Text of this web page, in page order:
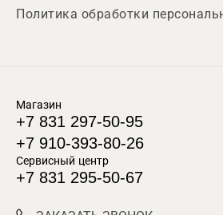
Политика обработки
Магазин
+7 831 297-50-95
+7 910-393-80-26
Сервисный центр
+7 831 295-50-67